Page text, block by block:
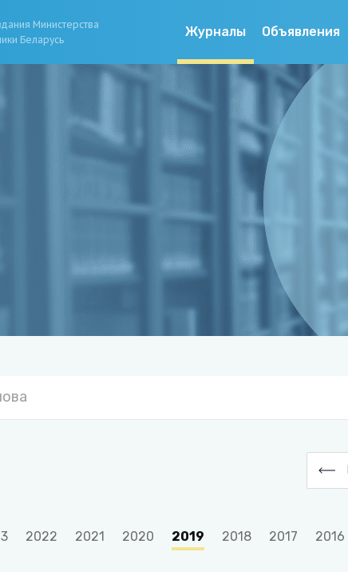
Министерства
Беларусь
Журналы Объявления
2022 2021 2020 2019 2018 2017 2016